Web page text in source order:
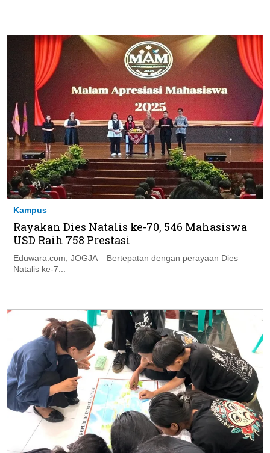
Kampus
Rayakan Dies Natalis ke-70, 546 Mahasiswa
USD Raih 758 Prestasi
Eduwara.com, JOGJA – Bertepatan dengan perayaan Dies
Natalis ke-7...